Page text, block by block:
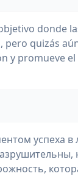
donde
quizás
y promueve
успеха в